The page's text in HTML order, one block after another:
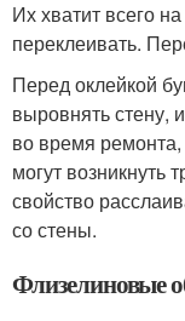
Их хватит всего
переклеивать.
Перед оклейкой
выровнять стену,
во время ремонта,
могут возникнуть
свойство
со стены.
Флизелиновые